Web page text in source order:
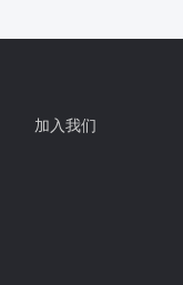
加入我们